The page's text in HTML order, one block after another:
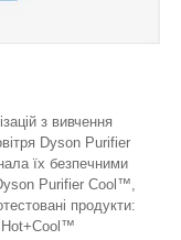
з вивчення
Dyson Purifier
їх безпечними
Purifier Cool™,
продукти: